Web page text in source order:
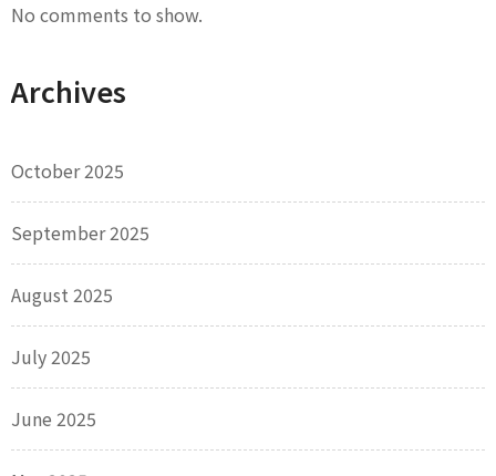
No comments to show.
Archives
October 2025
September 2025
August 2025
July 2025
June 2025